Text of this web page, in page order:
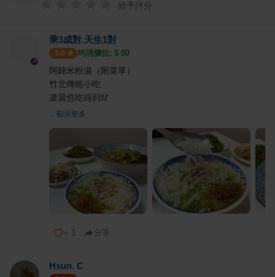
給予評分
乘3成對.天生1對
3.0 均消價位: $ 80
阿錦米粉湯（附菜單）
竹北傳統小吃
凌晨也吃得到🥢
... 顯示更多
+ 1 分享
Hsun. C